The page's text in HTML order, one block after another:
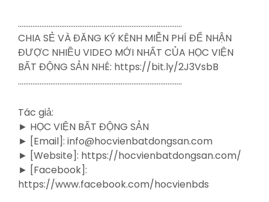
……………………………………………………………………………….
CHIA SẺ VÀ ĐĂNG KÝ KÊNH MIỄN PHÍ ĐỂ NHẬN
ĐƯỢC NHIỀU VIDEO MỚI NHẤT CỦA HỌC VIỆN
BẤT ĐỘNG SẢN NHÉ: https://bit.ly/2J3VsbB
……………………………………………………………………………….
Tác giả:
► HỌC VIỆN BẤT ĐỘNG SẢN
► [Email]: info@hocvienbatdongsan.com
► [Website]: https://hocvienbatdongsan.com/
► [Facebook]:
https://www.facebook.com/hocvienbds